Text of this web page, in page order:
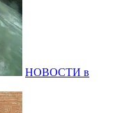
НОВОСТИ в